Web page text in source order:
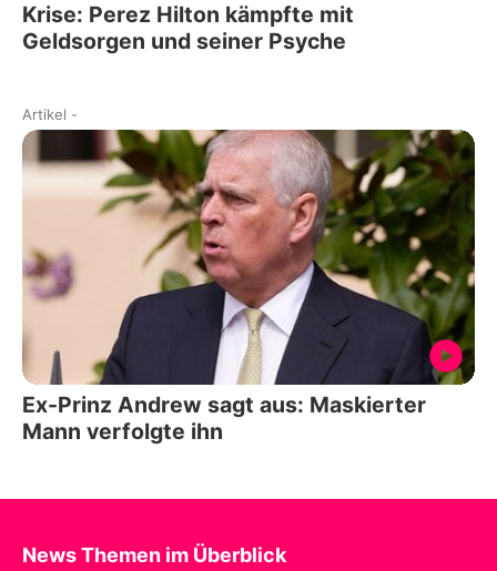
Krise: Perez Hilton kämpfte mit
Geldsorgen und seiner Psyche
Artikel -
Ex-Prinz Andrew sagt aus: Maskierter
Mann verfolgte ihn
News Themen im Überblick